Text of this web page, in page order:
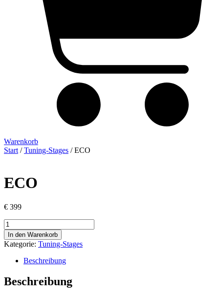
Warenkorb
Start /Tuning-Stages / ECO
ECO
€ 399
ECO
Menge
In den Warenkorb
Kategorie: Tuning-Stages
Beschreibung
Beschreibung